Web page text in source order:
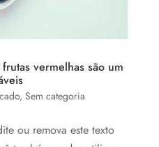
vermelhas são um
, Sem categoria
ou remova este texto